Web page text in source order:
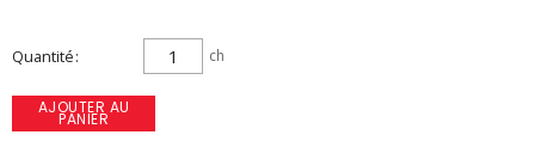
Quantité ch
AJOUTER AU
PANIER